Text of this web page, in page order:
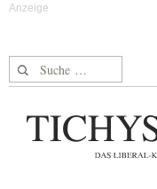
Suche nach: